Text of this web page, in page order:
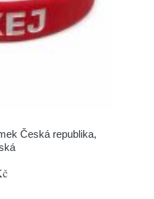
Česká republika,